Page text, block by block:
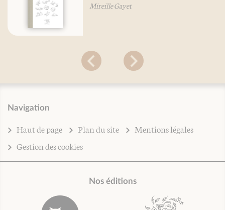
Mireille Gayet
Navigation
Haut de page Plan du site
Mentions légales
Gestion des cookies
Nos éditions